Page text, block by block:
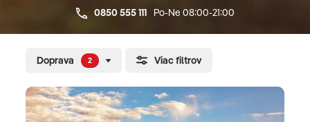
0850 555 111 Po-Ne 08:00-21:00
Doprava 2 Viac filtrov